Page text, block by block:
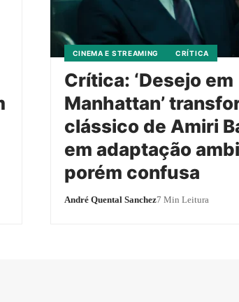
CINEMA E STREAMING CRÍTICA
Crítica: ‘Desejo em
Manhattan’
clássico de Amiri
em adaptação
porém confusa
André Quental Sanchez7 Min Leitura